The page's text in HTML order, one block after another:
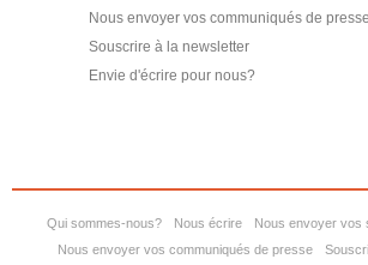
Nous envoyer vos communiqués de presse
Souscrire à la newsletter
Envie d'écrire pour nous?
Qui sommes-nous? Nous écrire
Nous envoyer vos
Nous envoyer vos communiqués de presse